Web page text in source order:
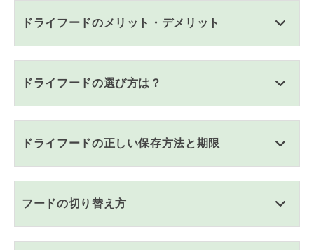
ドライフードのメリット・デメリット
ドライフードの選び方は？
ドライフードの正しい保存方法と期限
フードの切り替え方